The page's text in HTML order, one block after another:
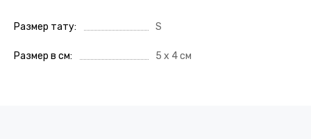
Размер тату S
Размер в см 5 х 4 см